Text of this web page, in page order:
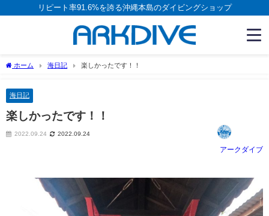
リピート率91.6%を誇る沖縄本島のダイビングショップ
ホーム 海日記 楽しかったです！！
海日記
楽しかったです！！
2022.09.24 2022.09.24
アークダイブ